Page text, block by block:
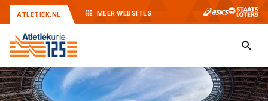
ATLETIEK.NL MEER WEBSITES